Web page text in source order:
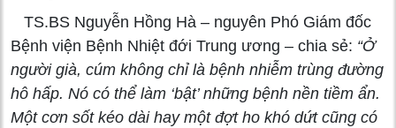
TS.BS Nguyễn Hồng Hà – nguyên Phó Giám đốc
Bệnh viện Bệnh Nhiệt đới Trung ương – chia sẻ: “Ở
người già, cúm không chỉ là bệnh nhiễm trùng đường
hô hấp. Nó có thể làm ‘bật’ những bệnh nền tiềm ẩn.
Một cơn sốt kéo dài hay một đợt ho khó dứt cũng có